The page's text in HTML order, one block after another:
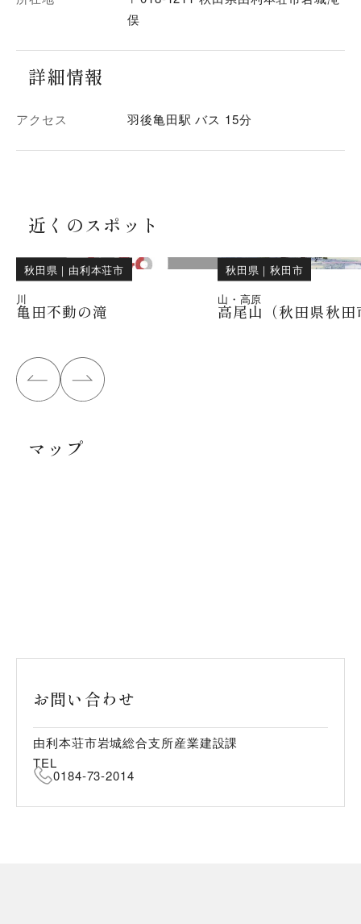
俣
詳細情報
アクセス 羽後亀田駅 バス 15分
近くのスポット
秋田県 ｜ 由利本荘市
川
亀田不動の滝
秋田県 ｜秋田市
山・高原
高尾山（秋田県秋田
マップ
お問い合わせ
由利本荘市岩城総合支所産業建設課
TEL
0184-73-2014